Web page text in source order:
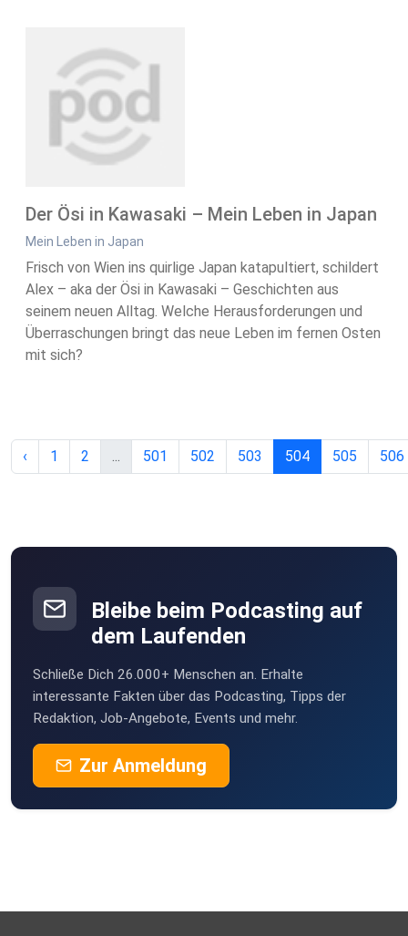
Der Ösi in Kawasaki – Mein Leben in Japan
Mein Leben in Japan
Frisch von Wien ins quirlige Japan katapultiert, schildert
Alex – aka der Ösi in Kawasaki – Geschichten aus
seinem neuen Alltag. Welche Herausforderungen und
Überraschungen bringt das neue Leben im fernen Osten
mit sich?
‹ 1 2 ... 501 502 503 504 505 506
Bleibe beim Podcasting auf
dem Laufenden
Schließe Dich 26.000+ Menschen an. Erhalte
interessante Fakten über das Podcasting, Tipps der
Redaktion, Job-Angebote, Events und mehr.
Zur Anmeldung